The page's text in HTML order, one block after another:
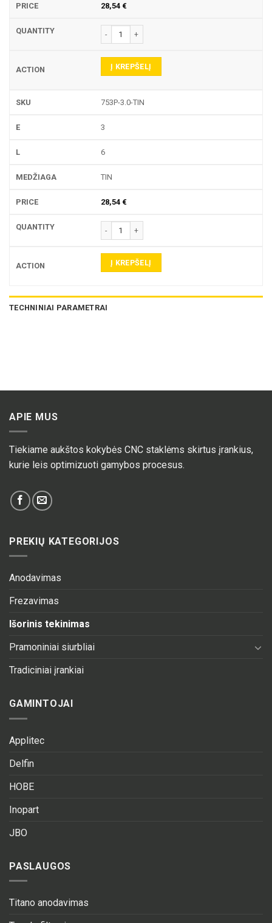
28,54 €
produkto kiekis: 753P TEKINIMO PLOKŠTELĖ
Į KREPŠELĮ
753P-3.0-TIN
3
6
TIN
28,54 €
produkto kiekis: 753P TEKINIMO PLOKŠTELĖ
Į KREPŠELĮ
TECHNINIAI PARAMETRAI
APIE MUS
Tiekiame aukštos kokybės CNC staklėms skirtus įrankius,
kurie leis optimizuoti gamybos procesus.
PREKIŲ KATEGORIJOS
Anodavimas
Frezavimas
Išorinis tekinimas
Pramoniniai siurbliai
Tradiciniai įrankiai
GAMINTOJAI
Applitec
Delfin
HOBE
Inopart
JBO
PASLAUGOS
Titano anodavimas